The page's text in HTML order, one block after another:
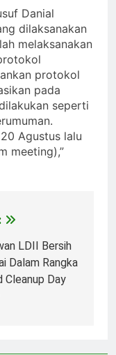
Danial
dilaksanakan
melaksanakan
protokol
pada
seperti
Agustus lalu
meeting),”
LDII Bersih
Dalam Rangka
Cleanup Day